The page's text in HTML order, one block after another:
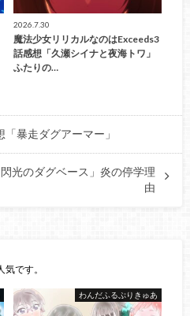
2026.7.30
魔法少女リリカルなのはExceeds3
話感想「久瀬シイナと夜海トワ」
ふたりの…
暴走ダグアーマー」
光のダグベース」炎の停学理
由
です。
わんだふるぷりきゅあ